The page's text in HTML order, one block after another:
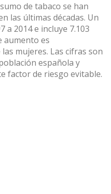
de tabaco se han
las últimas décadas. Un
a 2014 e incluye 7.103
aumento es
mujeres. Las cifras son
española y
factor de riesgo evitable.